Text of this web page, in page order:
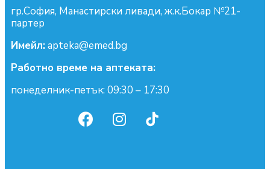
гр.София, Манастирски ливади, ж.к.Бокар №21-
партер
Имейл:apteka@emed.bg
Работно време на аптеката:
понеделник-петък: 09:30 – 17:30